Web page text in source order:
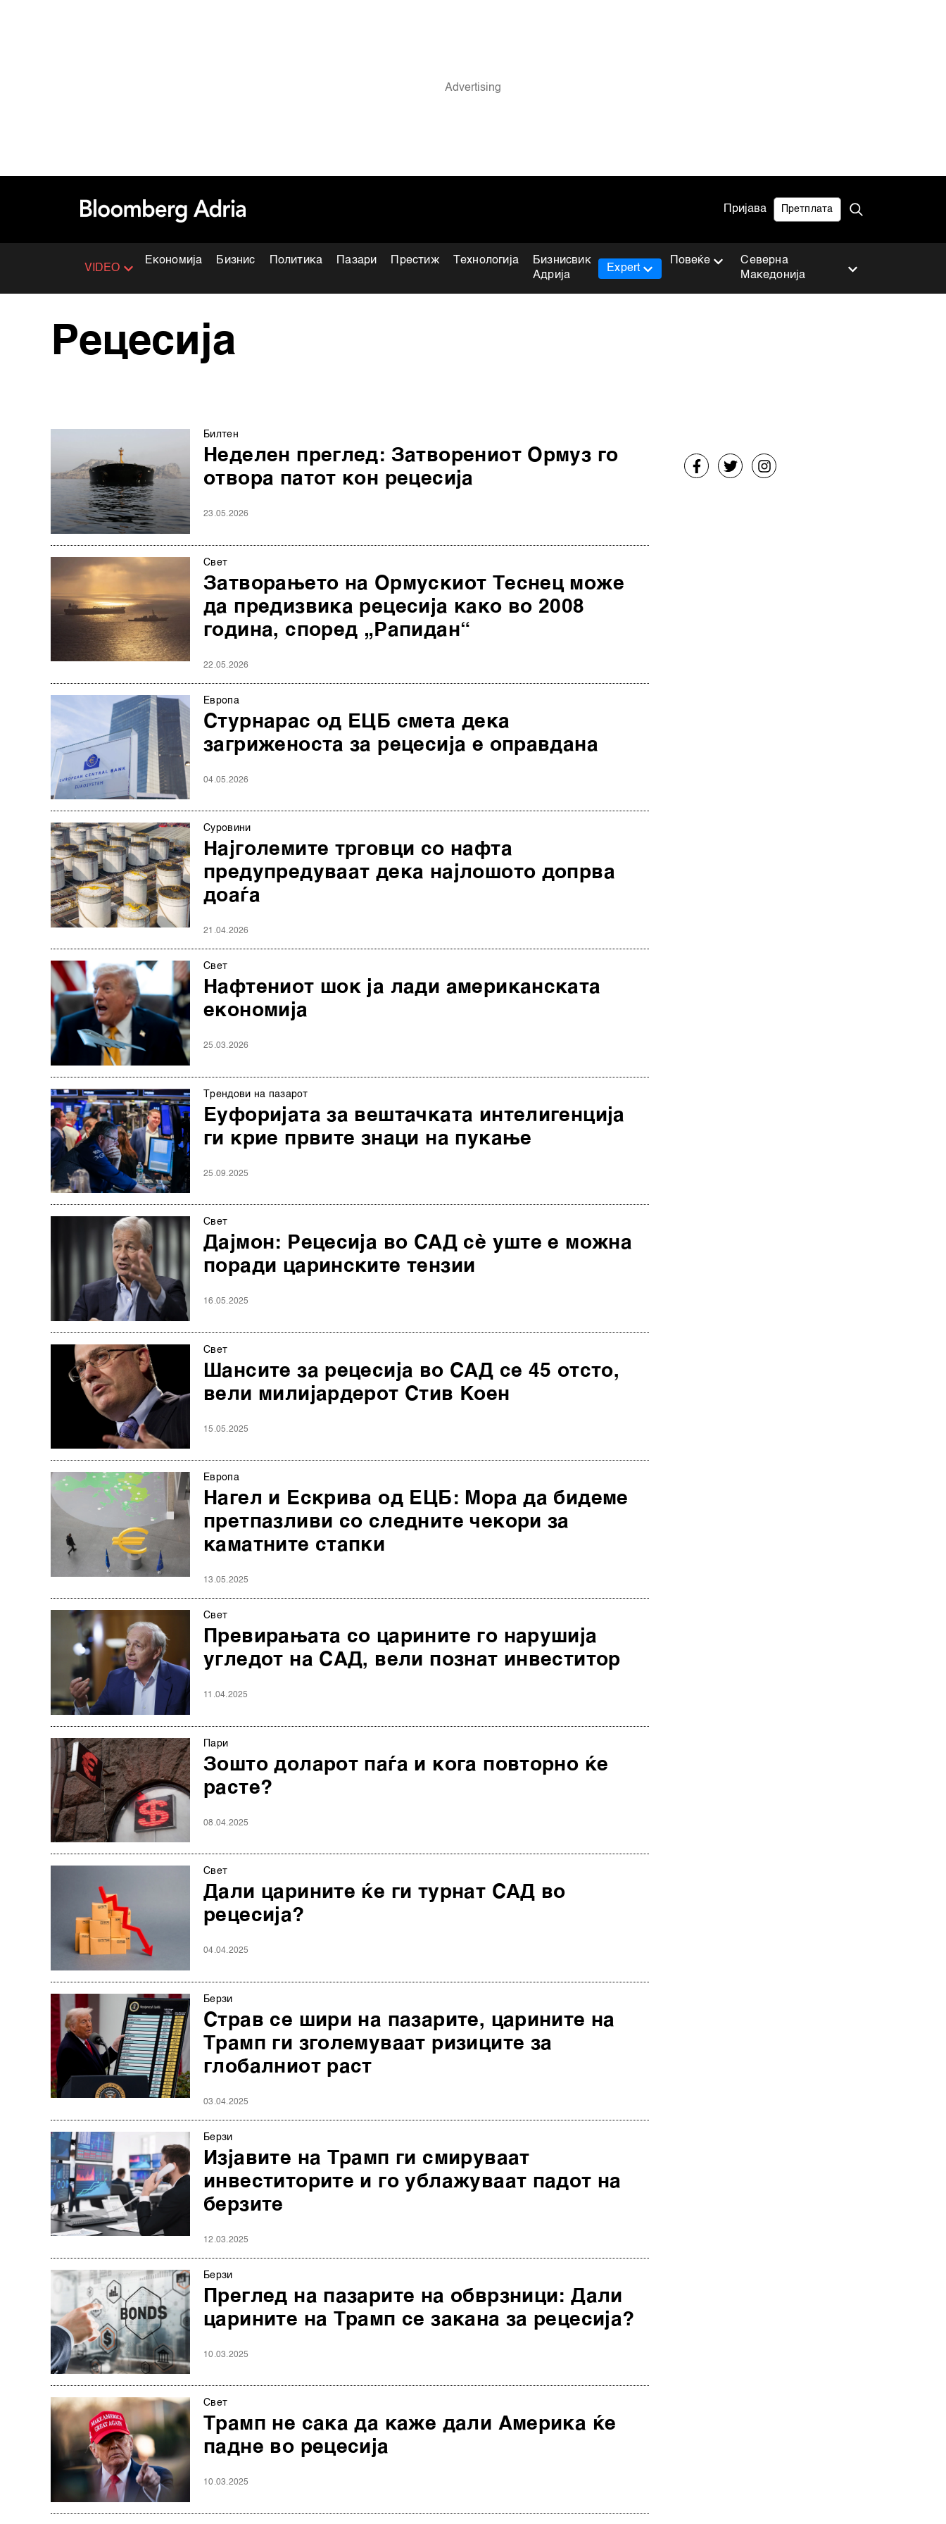
Пријава Претплата
VIDEO
Економија Бизнис Политика Пазари Престиж Технологија
Бизнисвик
Адрија
Северна
Македонија
Expert
Повеќе
Рецесија
Билтен
Неделен преглед: Затворениот Ормуз го
отвора патот кон рецесија
23.05.2026
Свет
Затворањето на Ормускиот Теснец може
да предизвика рецесија како во 2008
година, според „Рапидан“
22.05.2026
Европа
Стурнарас од ЕЦБ смета дека
загриженоста за рецесија е оправдана
04.05.2026
Суровини
Најголемите трговци со нафта
предупредуваат дека најлошото допрва
доаѓа
21.04.2026
Свет
Нафтениот шок ја лади американската
економија
25.03.2026
Трендови на пазарот
Еуфоријата за вештачката интелигенција
ги крие првите знаци на пукање
25.09.2025
Свет
Дајмон: Рецесија во САД сè уште е можна
поради царинските тензии
16.05.2025
Свет
Шансите за рецесија во САД се 45 отсто,
вели милијардерот Стив Коен
15.05.2025
Европа
Нагел и Ескрива од ЕЦБ: Мора да бидеме
претпазливи со следните чекори за
каматните стапки
13.05.2025
Свет
Превирањата со царините го нарушија
угледот на САД, вели познат инвеститор
11.04.2025
Пари
Зошто доларот паѓа и кога повторно ќе
расте?
08.04.2025
Свет
Дали царините ќе ги турнат САД во
рецесија?
04.04.2025
Берзи
Страв се шири на пазарите, царините на
Трамп ги зголемуваат ризиците за
глобалниот раст
03.04.2025
Берзи
Изјавите на Трамп ги смируваат
инвеститорите и го ублажуваат падот на
берзите
12.03.2025
Берзи
Преглед на пазарите на обврзници: Дали
царините на Трамп се закана за рецесија?
10.03.2025
Свет
Трамп не сака да каже дали Америка ќе
падне во рецесија
10.03.2025